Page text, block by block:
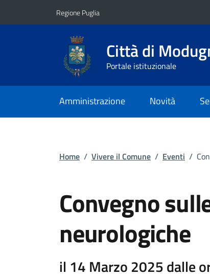
Regione Puglia
Città di
Portale istituzionale
Amministrazione Novità
Home / Vivere il Comune / Eventi /
Convegno
neurologiche
il 14 Marzo 2025 dalle